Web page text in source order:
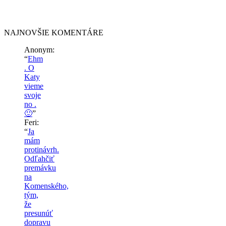
NAJNOVŠIE KOMENTÁRE
Anonym:
“Ehm
. O
Katy
vieme
svoje
no .
🙂”
Feri:
“Ja
mám
protinávrh.
Odľahčiť
premávku
na
Komenského,
tým,
že
presunúť
dopravu